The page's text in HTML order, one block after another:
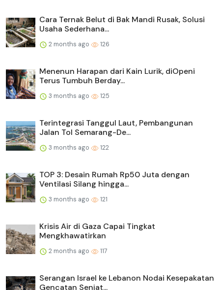
Cara Ternak Belut di Bak Mandi Rusak, Solusi
Usaha Sederhana...
2 months ago 126
Menenun Harapan dari Kain Lurik, diOpeni
Terus Tumbuh Berday...
3 months ago 125
Terintegrasi Tanggul Laut, Pembangunan
Jalan Tol Semarang-De...
3 months ago 122
TOP 3: Desain Rumah Rp50 Juta dengan
Ventilasi Silang hingga...
3 months ago 121
Krisis Air di Gaza Capai Tingkat
Mengkhawatirkan
2 months ago 117
Serangan Israel ke Lebanon Nodai Kesepakatan
Gencatan Senjat...